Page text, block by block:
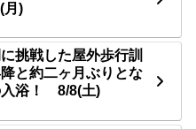
)
挑戦した屋外歩行訓
と約二ヶ月ぶりとな
入浴！ 8/8(土)